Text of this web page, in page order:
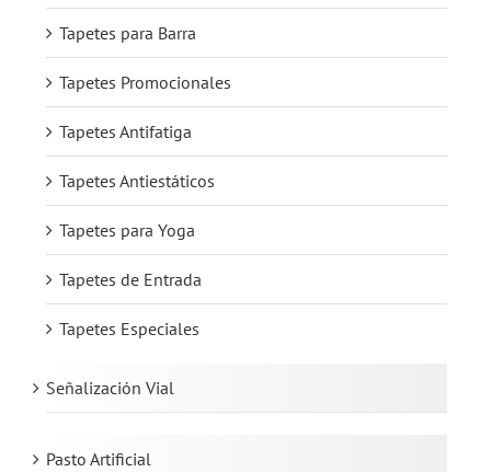
Tapetes para Barra
Tapetes Promocionales
Tapetes Antifatiga
Tapetes Antiestáticos
Tapetes para Yoga
Tapetes de Entrada
Tapetes Especiales
Señalización Vial
Pasto Artificial